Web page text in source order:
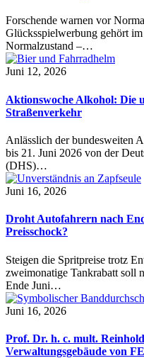
Forschende warnen vor
Glücksspielwerbung gehört
Normalzustand –…
Juni 12, 2026
Aktionswoche Alkohol: Die
Straßenverkehr
Anlässlich der bundesweiten
bis 21. Juni 2026 von der
(DHS)…
Juni 16, 2026
Droht Autofahrern nach
Preisschock?
Steigen die Spritpreise trotz
zweimonatige Tankrabatt soll
Ende Juni…
Juni 16, 2026
Prof. Dr. h. c. mult.
Verwaltungsgebäude von